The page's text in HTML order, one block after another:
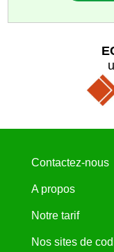
Contactez-nous
A propos
Notre tarif
Nos sites de